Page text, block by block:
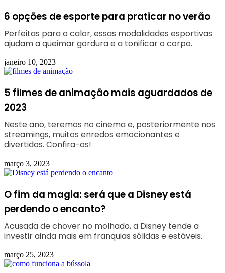
6 opções de esporte para praticar no verão
Perfeitas para o calor, essas modalidades esportivas
ajudam a queimar gordura e a tonificar o corpo.
janeiro 10, 2023
5 filmes de animação mais aguardados de
2023
Neste ano, teremos no cinema e, posteriormente nos
streamings, muitos enredos emocionantes e
divertidos. Confira-os!
março 3, 2023
O fim da magia: será que a Disney está
perdendo o encanto?
Acusada de chover no molhado, a Disney tende a
investir ainda mais em franquias sólidas e estáveis.
março 25, 2023